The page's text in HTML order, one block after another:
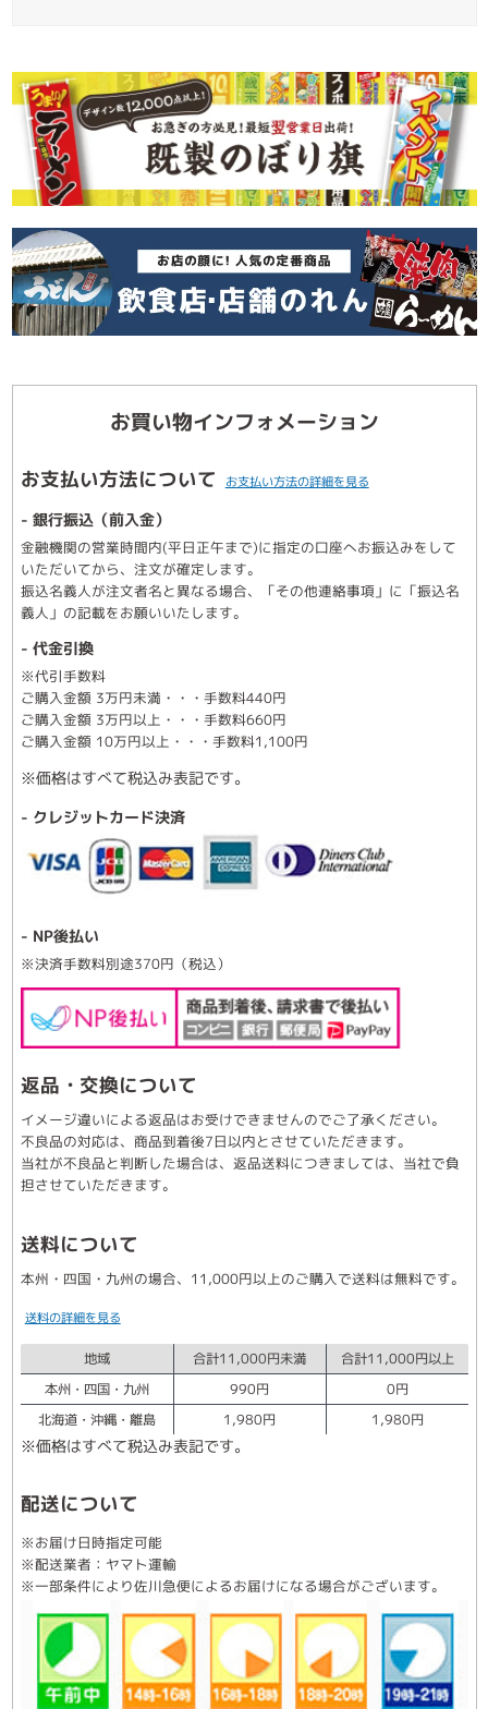
お買い物インフォメーション
お支払い方法について お支払い方法の詳細を見る
- 銀行振込（前入金）
金融機関の営業時間内(平日正午まで)に指定の口座へお振込みをして
いただいてから、注文が確定します。
振込名義人が注文者名と異なる場合、「その他連絡事項」に「振込名
義人」の記載をお願いいたします。
- 代金引換
※代引手数料
ご購入金額 3万円未満・・・手数料440円
ご購入金額 3万円以上・・・手数料660円
ご購入金額 10万円以上・・・手数料1,100円
※価格はすべて税込み表記です。
- クレジットカード決済
- NP後払い
※決済手数料別途370円（税込）
返品・交換について
イメージ違いによる返品はお受けできませんのでご了承ください。
不良品の対応は、商品到着後7日以内とさせていただきます。
当社が不良品と判断した場合は、返品送料につきましては、当社で負
担させていただきます。
送料について
本州・四国・九州の場合、11,000円以上のご購入で送料は無料です。
送料の詳細を見る
地域 合計11,000円未満
合計11,000円以上
本州・四国・九州
990円
0円
北海道・沖縄・離島
1,980円 1,980円
※価格はすべて税込み表記です。
配送について
※お届け日時指定可能
※配送業者：ヤマト運輸
※一部条件により佐川急便によるお届けになる場合がございます。